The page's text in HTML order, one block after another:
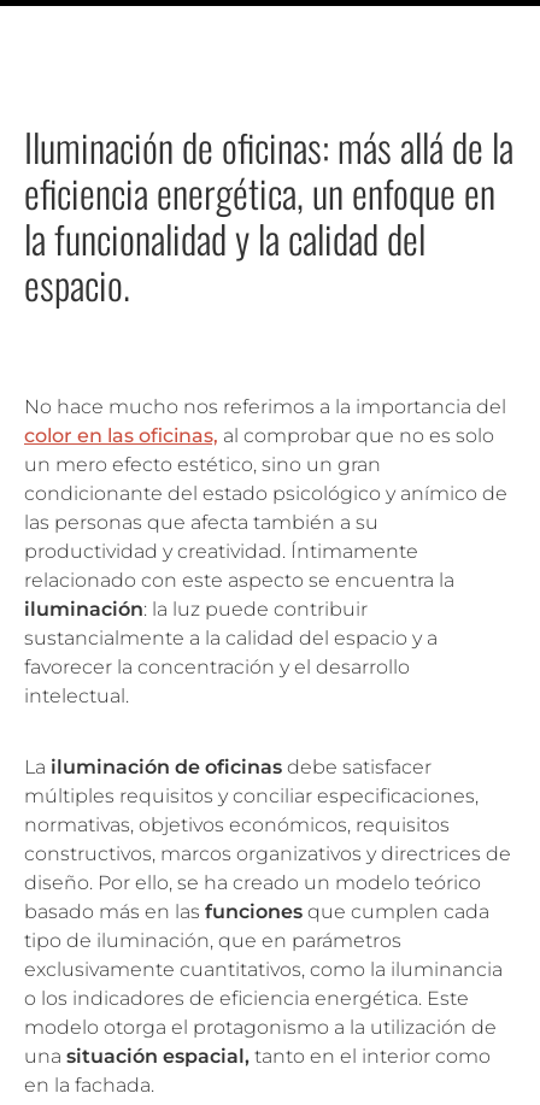
Iluminación de oficinas: más allá de la
eficiencia energética, un enfoque en
la funcionalidad y la calidad del
espacio.
No hace mucho nos referimos a la importancia del
color en las oficinas, al comprobar que no es solo
un mero efecto estético, sino un gran
condicionante del estado psicológico y anímico de
las personas que afecta también a su
productividad y creatividad. Íntimamente
relacionado con este aspecto se encuentra la
iluminación: la luz puede contribuir
sustancialmente a la calidad del espacio y a
favorecer la concentración y el desarrollo
intelectual.
La iluminación de oficinas debe satisfacer
múltiples requisitos y conciliar especificaciones,
normativas, objetivos económicos, requisitos
constructivos, marcos organizativos y directrices de
diseño. Por ello, se ha creado un modelo teórico
basado más en las funciones que cumplen cada
tipo de iluminación, que en parámetros
exclusivamente cuantitativos, como la iluminancia
o los indicadores de eficiencia energética. Este
modelo otorga el protagonismo a la utilización de
una situación espacial, tanto en el interior como
en la fachada.